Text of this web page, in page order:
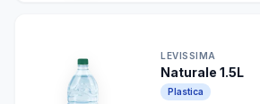
LEVISSIMA
Naturale 1.5L
Plastica